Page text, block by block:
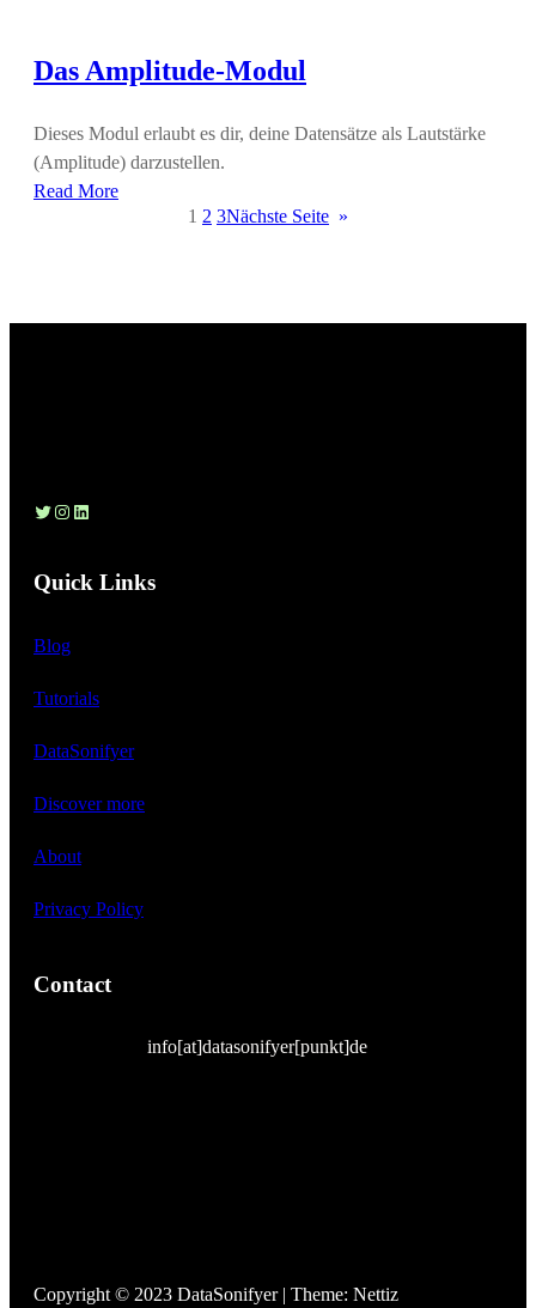
Das Amplitude-Modul
Dieses Modul erlaubt es dir, deine Datensätze als Lautstärke
(Amplitude) darzustellen.
Read More
1 2 3Nächste Seite »
Twitter Instagram LinkedIn
Quick Links
Blog
Tutorials
DataSonifyer
Discover more
About
Privacy Policy
Contact
info[at]datasonifyer[punkt]de
Copyright © 2023 DataSonifyer | Theme: Nettiz